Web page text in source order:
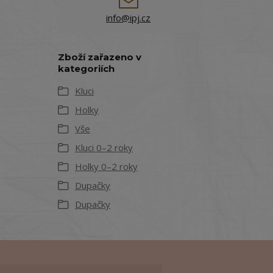
info@ipj.cz
Zboží zařazeno v
kategoriích
Kluci
Holky
Vše
Kluci 0–2 roky
Holky 0–2 roky
Dupačky
Dupačky